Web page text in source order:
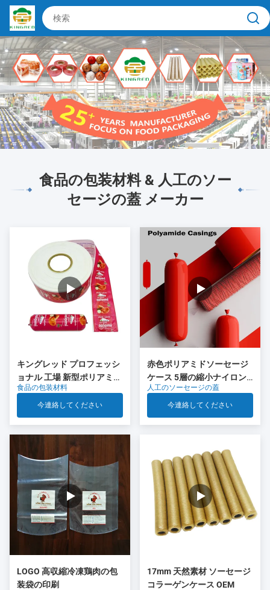
食品の包装材料 & 人工のソー
セージの蓋 メーカー
キングレッド プロフェッシ
ョナル 工場 新型ポリアミド
ソーセージ キャッシング 食
品グレードのプラスチック
OEM
食品の包装材料
今連絡してください
赤色ポリアミドソーセージ
ケース 5層の縮小ナイロン
ケース Co 排出 肉ソーセー
ジパッケージ
人工のソーセージの蓋
今連絡してください
LOGO 高収縮冷凍鶏肉の包
装袋の印刷
17mm 天然素材 ソーセージ
コラーゲンケース OEM